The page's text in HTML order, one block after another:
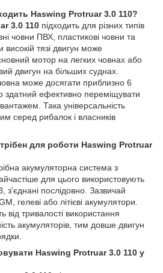
Haswing Protruar 3.0 110?
3.0 110 підходить для різних типів
човни ПВХ, пластикові човни та
високій тязі двигун може
мотор на легких човнах або
двигун на більших суднах.
може досягати приблизно 6
здатний ефективно переміщувати
Така універсальність
серед рибалок і власників
для роботи Haswing Protruar
акумуляторна система з
для цього використовують
з'єднані послідовно. Зазвичай
гелеві або літієві акумулятори.
від тривалості використання
акумуляторів, тим довше двигун
Haswing Protruar 3.0 110 у